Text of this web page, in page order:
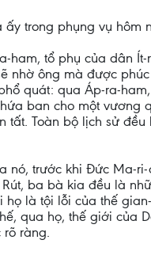
trong phụng vụ hôm
tổ phụ của dân
ông mà được phúc
quát: qua Áp-ra-
ban cho một vương
tất. Toàn bộ lịch sử
nó, trước khi Đức Ma-
ba bà kia đều là
là tội lỗi của thế
qua họ, thế giới của
ràng.